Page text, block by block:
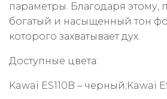
параметры. Благодаря этому,
богатый и насыщенный тон
которого захватывает дух.
Доступные цвета:
Kawai ES110B – черный;Kawai